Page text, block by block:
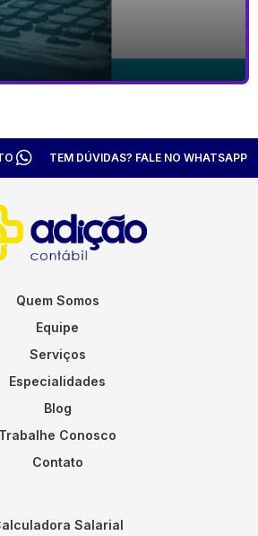
TEM DÚVIDAS? FALE NO WHATSAPP
Quem Somos
Equipe
Serviços
Especialidades
Blog
Trabalhe Conosco
Contato
Salarial